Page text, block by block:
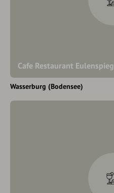
Cafe Restaurant
Wasserburg (Bodensee)